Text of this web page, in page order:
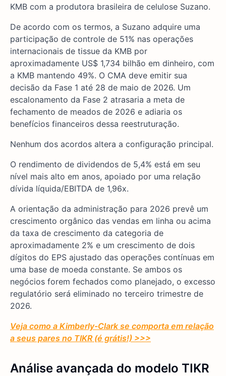
KMB com a produtora brasileira de celulose Suzano.
De acordo com os termos, a Suzano adquire uma
participação de controle de 51% nas operações
internacionais de tissue da KMB por
aproximadamente US$ 1,734 bilhão em dinheiro, com
a KMB mantendo 49%. O CMA deve emitir sua
decisão da Fase 1 até 28 de maio de 2026. Um
escalonamento da Fase 2 atrasaria a meta de
fechamento de meados de 2026 e adiaria os
benefícios financeiros dessa reestruturação.
Nenhum dos acordos altera a configuração principal.
O rendimento de dividendos de 5,4% está em seu
nível mais alto em anos, apoiado por uma relação
dívida líquida/EBITDA de 1,96x.
A orientação da administração para 2026 prevê um
crescimento orgânico das vendas em linha ou acima
da taxa de crescimento da categoria de
aproximadamente 2% e um crescimento de dois
dígitos do EPS ajustado das operações contínuas em
uma base de moeda constante. Se ambos os
negócios forem fechados como planejado, o excesso
regulatório será eliminado no terceiro trimestre de
2026.
Veja como a Kimberly-Clark se comporta em relação
a seus pares no TIKR (é grátis!) >>>
Análise avançada do modelo TIKR